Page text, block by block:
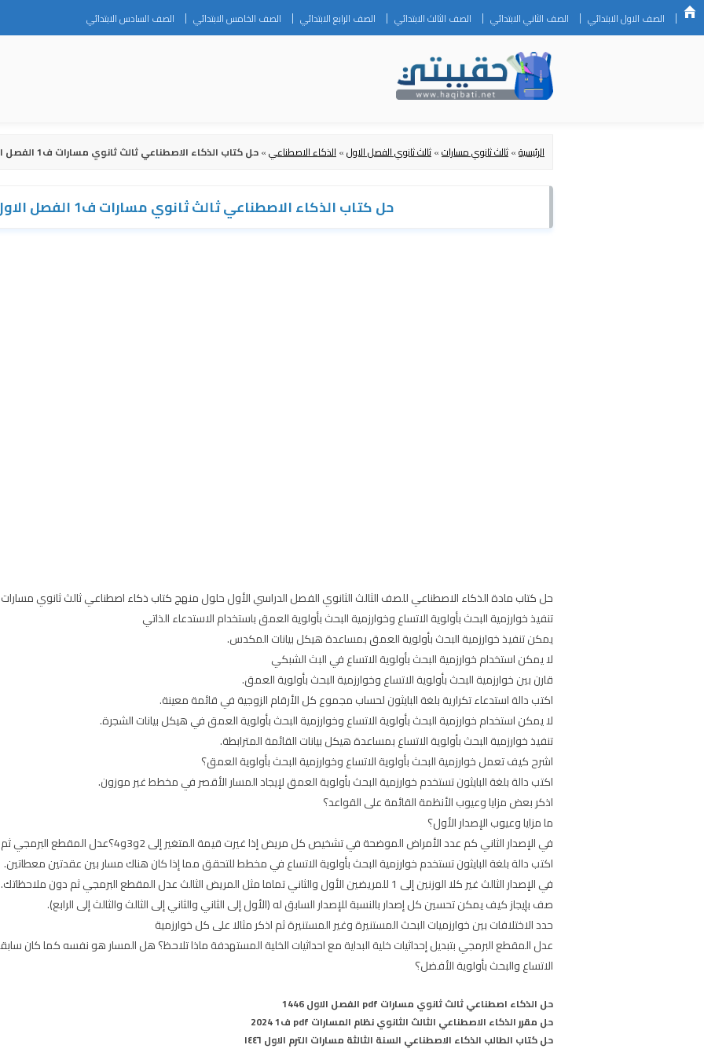
Skip
to
الصف الاول الابتدائي الصف الثاني الابتدائي الصف الثالث الابتدائي الصف الرابع الابتدائي الصف الخامس الابتدائي الصف السادس الابتدائي
الرئيسية»ثالث ثانوي مسارات»ثالث ثانوي الفصل الاول»الذكاء الاصطناعي»حل كتاب الذكاء الاصطناعي ثالث ثانوي مسارات ف1 الفصل الاول 1446
حل كتاب الذكاء الاصطناعي ثالث ثانوي مسارات ف1 الفصل الاول 1446
حل كتاب مادة الذكاء الاصطناعي للصف الثالث الثانوي الفصل الدراسي الأول حلول منهج كتاب ذكاء اصطناعي ثالث ثانوي مسارات ف1 للعام 1446 على موقع
تنفيذ خوارزمية البحث بأولوية الاتساع وخوارزمية البحث بأولوية العمق باستخدام الاستدعاء الذاتي
يمكن تنفيذ خوارزمية البحث بأولوية العمق بمساعدة هيكل بيانات المكدس.
لا يمكن استخدام خوارزمية البحث بأولوية الاتساع في البث الشبكي
قارن بين خوارزمية البحث بأولوية الاتساع وخوارزمية البحث بأولوية العمق.
اكتب دالة استدعاء تكرارية بلغة البايثون لحساب مجموع كل الأرقام الزوجية في قائمة معينة.
لا يمكن استخدام خوارزمية البحث بأولوية الاتساع وخوارزمية البحث بأولوية العمق في هيكل بيانات الشجرة.
تنفيذ خوارزمية البحث بأولوية الاتساع بمساعدة هيكل بيانات القائمة المترابطة.
اشرح كيف تعمل خوارزمية البحث بأولوية الاتساع وخوارزمية البحث بأولوية العمق؟
اكتب دالة بلغة البايثون تستخدم خوارزمية البحث بأولوية العمق لإيجاد المسار الأقصر في مخطط غير موزون.
اذكر بعض مزايا وعيوب الأنظمة القائمة على القواعد؟
ما مزايا وعيوب الإصدار الأول؟
في الإصدار الثاني كم عدد الأمراض الموضحة في تشخيص كل مريض إذا غيرت قيمة المتغير إلى 2و3و4؟عدل المقطع البرمجي ثم دون ملاحظاتك.
اكتب دالة بلغة البايثون تستخدم خوارزمية البحث بأولوية الاتساع في مخطط للتحقق مما إذا كان هناك مسار بين عقدتين معطاتين.
في الإصدار الثالث غير كلا الوزنين إلى 1 للمريضين الأول والثاني تماما مثل المريض الثالث عدل المقطع البرمجي ثم دون ملاحظاتك.
صف بإيجاز كيف يمكن تحسين كل إصدار بالنسبة للإصدار السابق له (الأول إلى الثاني والثاني إلى الثالث والثالث إلى الرابع).
حدد الاختلافات بين خوارزميات البحث المستنيرة وغير المستنيرة ثم اذكر مثالا على كل خوارزمية
عدل المقطع البرمجي بتبديل إحداثيات خلية البداية مع احداثيات الخلية المستهدفة ماذا تلاحظ؟ هل المسار هو نفسه كما كان
الاتساع والبحث بأولوية الأفضل؟
حل الذكاء اصطناعي ثالث ثانوي مسارات pdf الفصل الاول 1446
حل مقرر الذكاء الاصطناعي الثالث الثانوي نظام المسارات pdf ف1 2024
حل كتاب الطالب الذكاء الاصطناعي السنة الثالثة مسارات الترم الاول ١٤٤٦